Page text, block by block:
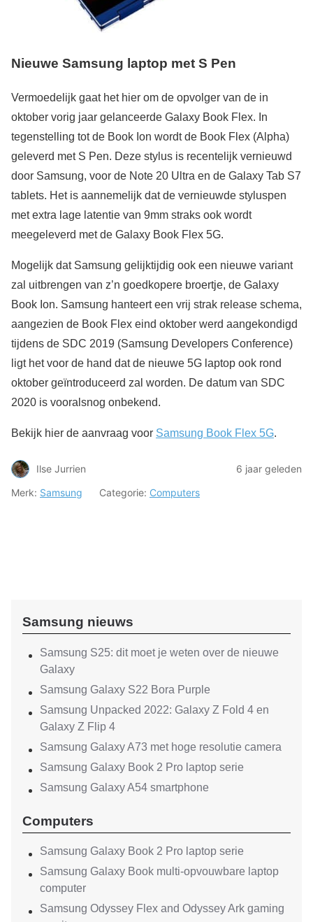
Nieuwe Samsung laptop met S Pen
Vermoedelijk gaat het hier om de opvolger van de in
oktober vorig jaar gelanceerde Galaxy Book Flex. In
tegenstelling tot de Book Ion wordt de Book Flex (Alpha)
geleverd met S Pen. Deze stylus is recentelijk vernieuwd
door Samsung, voor de Note 20 Ultra en de Galaxy Tab S7
tablets. Het is aannemelijk dat de vernieuwde styluspen
met extra lage latentie van 9mm straks ook wordt
meegeleverd met de Galaxy Book Flex 5G.
Mogelijk dat Samsung gelijktijdig ook een nieuwe variant
zal uitbrengen van z’n goedkopere broertje, de Galaxy
Book Ion. Samsung hanteert een vrij strak release schema,
aangezien de Book Flex eind oktober werd aangekondigd
tijdens de SDC 2019 (Samsung Developers Conference)
ligt het voor de hand dat de nieuwe 5G laptop ook rond
oktober geïntroduceerd zal worden. De datum van SDC
2020 is vooralsnog onbekend.
Bekijk hier de aanvraag voor Samsung Book Flex 5G.
Ilse Jurrien
6 jaar geleden
Merk: Samsung Categorie: Computers
Samsung nieuws
Samsung S25: dit moet je weten over de nieuwe
Galaxy
Samsung Galaxy S22 Bora Purple
Samsung Unpacked 2022: Galaxy Z Fold 4 en
Galaxy Z Flip 4
Samsung Galaxy A73 met hoge resolutie camera
Samsung Galaxy Book 2 Pro laptop serie
Samsung Galaxy A54 smartphone
Computers
Samsung Galaxy Book 2 Pro laptop serie
Samsung Galaxy Book multi-opvouwbare laptop
computer
Samsung Odyssey Flex and Odyssey Ark gaming